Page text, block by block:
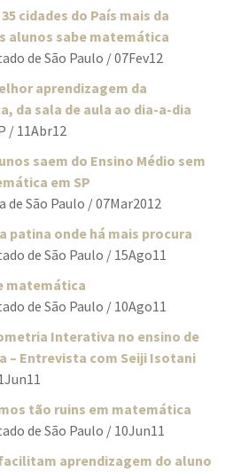
cidades do País mais da
alunos sabe matemática
de São Paulo / 07Fev12
aprendizagem da
da sala de aula ao dia-a-dia
/ 11Abr12
saem do Ensino Médio sem
em SP
de São Paulo / 07Mar2012
patina onde há mais procura
de São Paulo / 15Ago11
matemática
de São Paulo / 10Ago11
Interativa no ensino de
– Entrevista com Seiji Isotani
tão ruins em matemática
de São Paulo / 10Jun11
aprendizagem do aluno